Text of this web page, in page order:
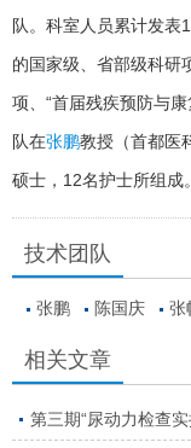
队。科室人员累计发表
的国家级、省部级科研
项、“首届残疾预防与康
队在张鹏教授（首都医
硕士，12名护士所组成。
技术团队
张鹏 陈国庆 张
相关文章
第三期“尿动力检查